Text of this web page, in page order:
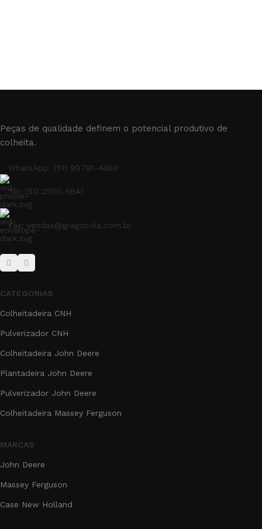
Peças de qualidade definem o potencial produtivo de
colheita.
WhatsApp: (51) 99791-4480
Tel: (51) 2500-5641
Fax: vendas@gragricola.com.br
CATEGORIAS
Colheitadeira CNH
Pulverizador CNH
Colheitadeira John Deere
Plantadeira John Deere
Pulverizador John Deere
Colheitadeira Massey Ferguson
MARCAS
John Deere
Massey Ferguson
Case New Holland